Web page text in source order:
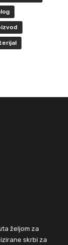
željom za
skrbi za